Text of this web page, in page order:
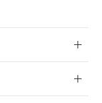
を完了
りま